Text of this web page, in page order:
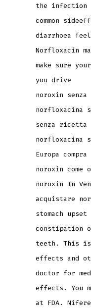
the infection
common
diarrhoea
Norfloxacin
make sure
you drive
noroxin
norfloxacina
senza ricetta
norfloxacina
Europa
noroxin
noroxin In
acquistare
stomach
constipation
teeth. This
effects and
doctor for
effects. You
at FDA.